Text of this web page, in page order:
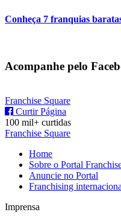
Conheça 7 franquias
Acompanhe pelo
Franchise Square
Curtir Página
100 mil+ curtidas
Franchise Square
Home
Sobre o Portal
Anuncie no Portal
Franchising
Imprensa